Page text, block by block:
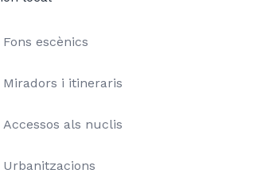
Fons escènics
Miradors i itineraris
Accessos als nuclis
Urbanitzacions